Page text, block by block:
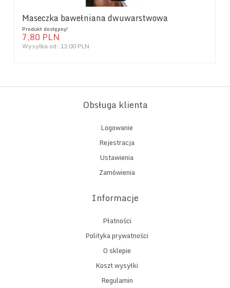
Maseczka bawełniana dwuwarstwowa
Produkt dostępny!
7,80 PLN
Wysyłka od: 12.00 PLN
Obsługa klienta
Logowanie
Rejestracja
Ustawienia
Zamówienia
Informacje
Płatności
Polityka prywatności
O sklepie
Koszt wysyłki
Regulamin